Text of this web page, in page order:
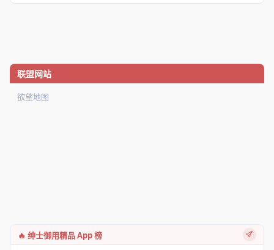
联盟网站
欲望地图
🔥 绅士御用精品 App 榜